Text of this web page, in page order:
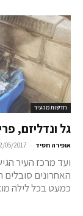
חדשות מהעיר
גל ונדליזם,
אופירה חסיד -
05/2017
ועד מרכז העיר
האחרונים
כמעט בכל לילה